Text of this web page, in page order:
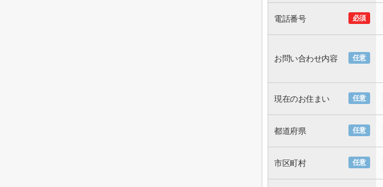
必須
電話番号
任意
お問い合わせ内容
任意
現在のお住まい
任意
都道府県
任意
市区町村